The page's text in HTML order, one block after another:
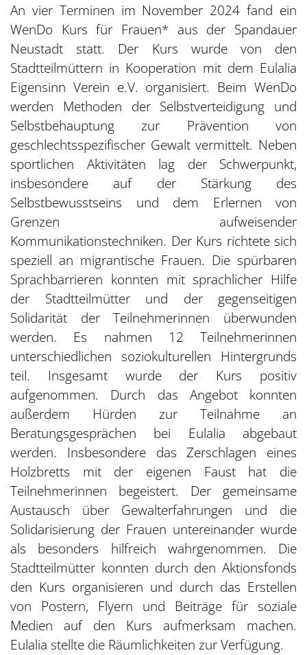
An vier Terminen im November 2024 fand ein
WenDo Kurs für Frauen* aus der Spandauer
Neustadt statt. Der Kurs wurde von den
Stadtteilmüttern in Kooperation mit dem Eulalia
Eigensinn Verein e.V. organisiert. Beim WenDo
werden Methoden der Selbstverteidigung und
Selbstbehauptung zur Prävention von
geschlechtsspezifischer Gewalt vermittelt. Neben
sportlichen Aktivitäten lag der Schwerpunkt,
insbesondere auf der Stärkung des
Selbstbewusstseins und dem Erlernen von
Grenzen aufweisender
Kommunikationstechniken. Der Kurs richtete sich
speziell an migrantische Frauen. Die spürbaren
Sprachbarrieren konnten mit sprachlicher Hilfe
der Stadtteilmütter und der gegenseitigen
Solidarität der Teilnehmerinnen überwunden
werden. Es nahmen 12 Teilnehmerinnen
unterschiedlichen soziokulturellen Hintergrunds
teil. Insgesamt wurde der Kurs positiv
aufgenommen. Durch das Angebot konnten
außerdem Hürden zur Teilnahme an
Beratungsgesprächen bei Eulalia abgebaut
werden. Insbesondere das Zerschlagen eines
Holzbretts mit der eigenen Faust hat die
Teilnehmerinnen begeistert. Der gemeinsame
Austausch über Gewalterfahrungen und die
Solidarisierung der Frauen untereinander wurde
als besonders hilfreich wahrgenommen. Die
Stadtteilmütter konnten durch den Aktionsfonds
den Kurs organisieren und durch das Erstellen
von Postern, Flyern und Beiträge für soziale
Medien auf den Kurs aufmerksam machen.
Eulalia stellte die Räumlichkeiten zur Verfügung.